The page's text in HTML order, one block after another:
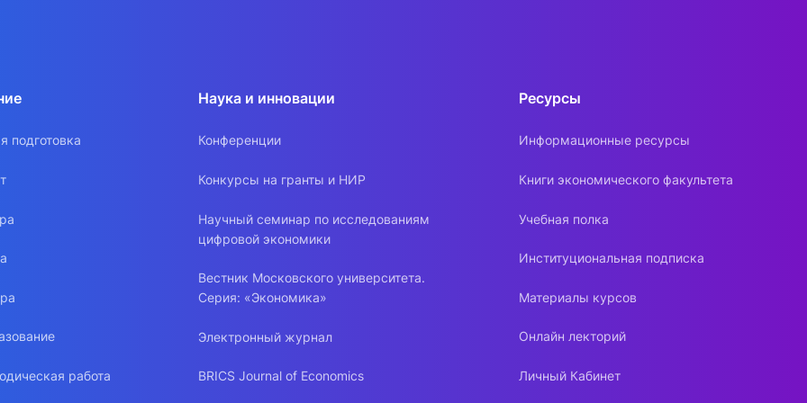
подготовка
работа
Наука и инновации
Конференции
Конкурсы на гранты и НИР
Научный семинар по исследованиям
цифровой экономики
Вестник Московского университета.
Серия: «Экономика»
Электронный журнал
BRICS Journal of Economics
Ресурсы
Информационные ресурсы
Книги экономического факультета
Учебная полка
Институциональная подписка
Материалы курсов
Онлайн лекторий
Личный Кабинет